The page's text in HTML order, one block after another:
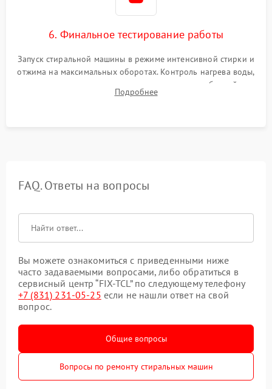
6. Финальное тестирование работы
Запуск стиральной машины в режиме интенсивной стирки и
отжима на максимальных оборотах. Контроль нагрева воды,
корректности слива, отсутствия излишних вибраций,
посторонних стуков и протечек под корпусом.
Подробнее
FAQ. Ответы на вопросы
Вы можете ознакомиться с приведенными ниже
часто задаваемыми вопросами, либо обратиться в
сервисный центр “FIX-TCL” по следующему телефону
+7 (831) 231-05-25 если не нашли ответ на свой
вопрос.
Общие вопросы
Вопросы по ремонту стиральных машин